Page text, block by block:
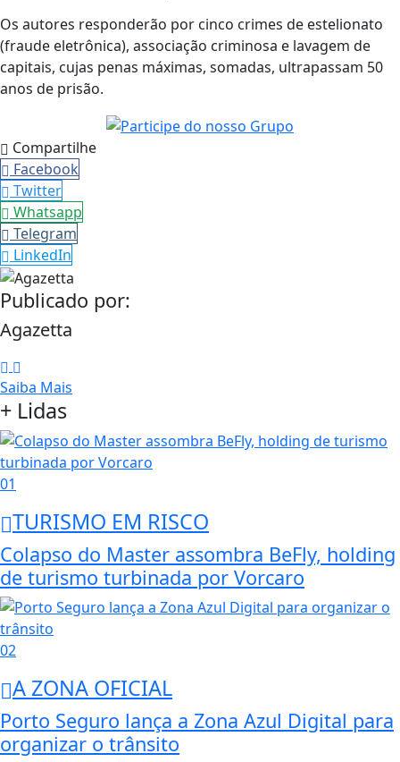
Os autores responderão por cinco crimes de estelionato
(fraude eletrônica), associação criminosa e lavagem de
capitais, cujas penas máximas, somadas, ultrapassam 50
anos de prisão.
Compartilhe
Facebook
Twitter
Whatsapp
Telegram
LinkedIn
Publicado por:
Agazetta
Saiba Mais
+ Lidas
01
TURISMO EM RISCO
Colapso do Master assombra BeFly, holding
de turismo turbinada por Vorcaro
02
A ZONA OFICIAL
Porto Seguro lança a Zona Azul Digital para
organizar o trânsito